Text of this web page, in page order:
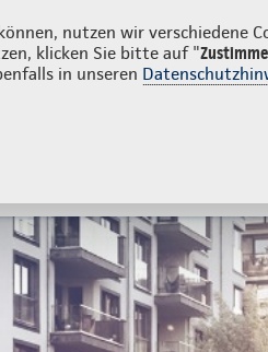
nutzen wir verschiedene
klicken Sie bitte auf "
in unseren
Firmenkunden